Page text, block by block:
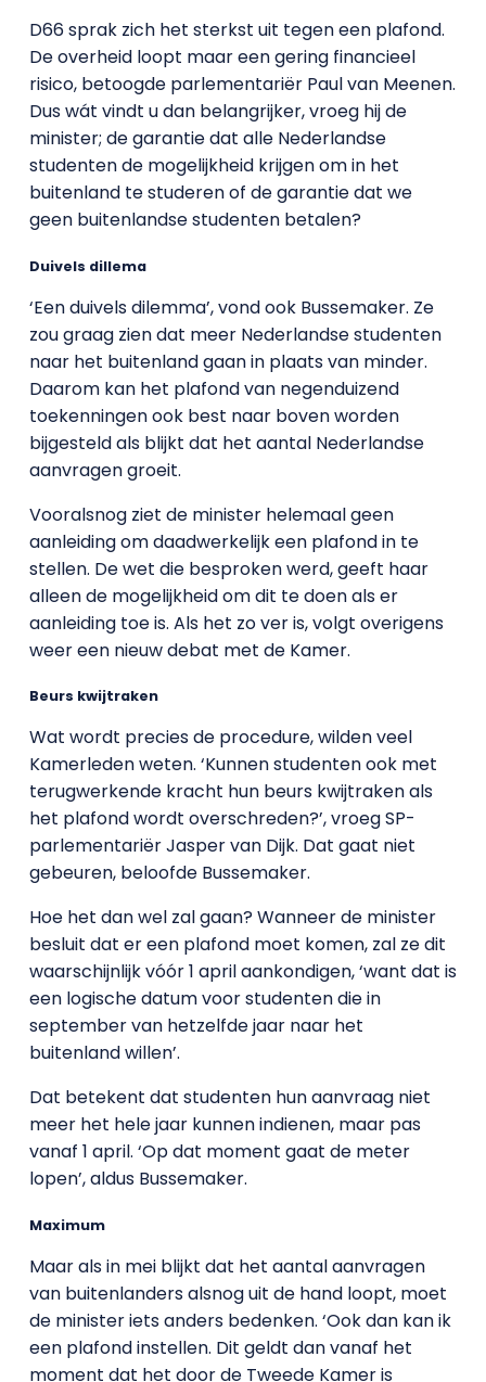
D66 sprak zich het sterkst uit tegen een plafond.
De overheid loopt maar een gering financieel
risico, betoogde parlementariër Paul van Meenen.
Dus wát vindt u dan belangrijker, vroeg hij de
minister; de garantie dat alle Nederlandse
studenten de mogelijkheid krijgen om in het
buitenland te studeren of de garantie dat we
geen buitenlandse studenten betalen?
Duivels dillema
‘Een duivels dilemma’, vond ook Bussemaker. Ze
zou graag zien dat meer Nederlandse studenten
naar het buitenland gaan in plaats van minder.
Daarom kan het plafond van negenduizend
toekenningen ook best naar boven worden
bijgesteld als blijkt dat het aantal Nederlandse
aanvragen groeit.
Vooralsnog ziet de minister helemaal geen
aanleiding om daadwerkelijk een plafond in te
stellen. De wet die besproken werd, geeft haar
alleen de mogelijkheid om dit te doen als er
aanleiding toe is. Als het zo ver is, volgt overigens
weer een nieuw debat met de Kamer.
Beurs kwijtraken
Wat wordt precies de procedure, wilden veel
Kamerleden weten. ‘Kunnen studenten ook met
terugwerkende kracht hun beurs kwijtraken als
het plafond wordt overschreden?’, vroeg SP-
parlementariër Jasper van Dijk. Dat gaat niet
gebeuren, beloofde Bussemaker.
Hoe het dan wel zal gaan? Wanneer de minister
besluit dat er een plafond moet komen, zal ze dit
waarschijnlijk vóór 1 april aankondigen, ‘want dat is
een logische datum voor studenten die in
september van hetzelfde jaar naar het
buitenland willen’.
Dat betekent dat studenten hun aanvraag niet
meer het hele jaar kunnen indienen, maar pas
vanaf 1 april. ‘Op dat moment gaat de meter
lopen’, aldus Bussemaker.
Maximum
Maar als in mei blijkt dat het aantal aanvragen
van buitenlanders alsnog uit de hand loopt, moet
de minister iets anders bedenken. ‘Ook dan kan ik
een plafond instellen. Dit geldt dan vanaf het
moment dat het door de Tweede Kamer is